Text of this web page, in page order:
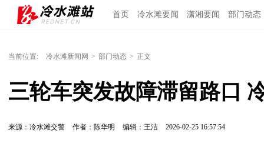
首页 冷水滩要闻 潇湘要闻 部门动态
当前位置: 冷水滩新闻网 > 部门动态 > 正文
三轮车突发故障滞留路口
来源：冷水滩交警 作者：陈华明 编辑：王洁 2026-02-25 16:57:54